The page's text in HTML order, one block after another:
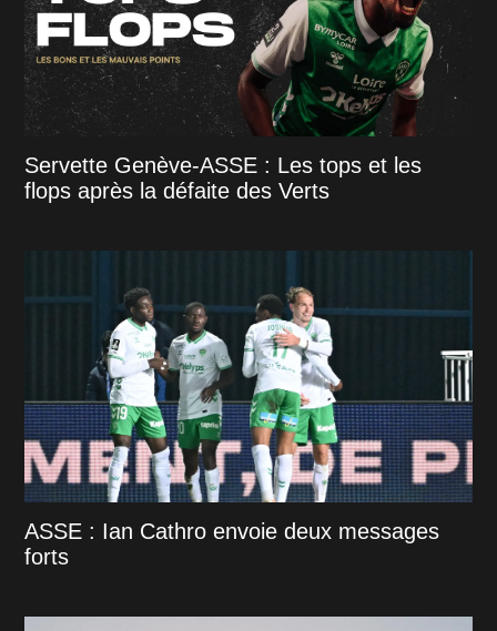
Servette Genève-ASSE : Les tops et les
flops après la défaite des Verts
ASSE : Ian Cathro envoie deux messages
forts